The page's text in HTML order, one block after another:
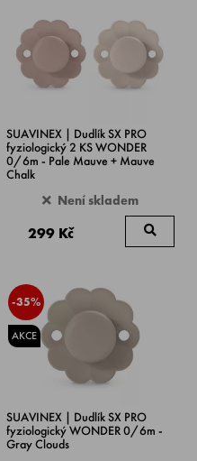
SUAVINEX | Dudlík SX PRO
fyziologický 2 KS WONDER
0/6m - Pale Mauve + Mauve
Chalk
Není skladem
299 Kč
-35%
AKCE
SUAVINEX | Dudlík SX PRO
fyziologický WONDER 0/6m -
Gray Clouds